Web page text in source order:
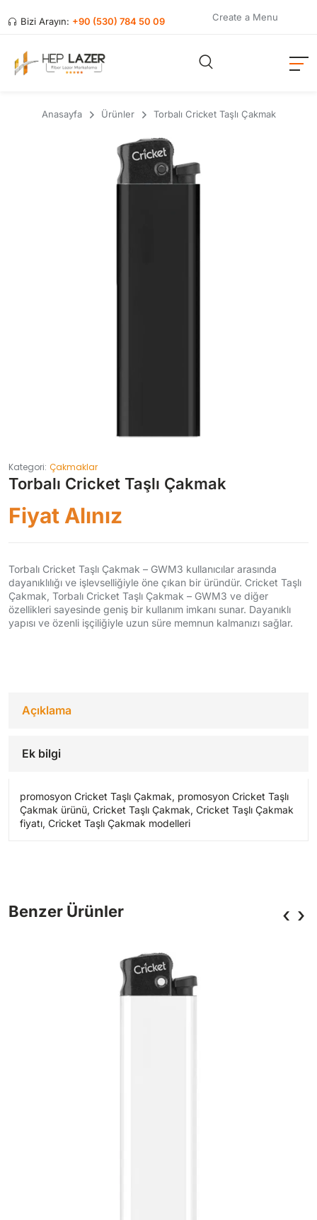
Bizi Arayın: +90 (530) 784 50 09 Create a Menu
Anasayfa Ürünler Torbalı Cricket Taşlı Çakmak
Kategori: Çakmaklar
Torbalı Cricket Taşlı Çakmak
Fiyat Alınız
Torbalı Cricket Taşlı Çakmak – GWM3 kullanıcılar arasında
dayanıklılığı ve işlevselliğiyle öne çıkan bir üründür. Cricket Taşlı
Çakmak, Torbalı Cricket Taşlı Çakmak – GWM3 ve diğer
özellikleri sayesinde geniş bir kullanım imkanı sunar. Dayanıklı
yapısı ve özenli işçiliğiyle uzun süre memnun kalmanızı sağlar.
Açıklama
Ek bilgi
promosyon Cricket Taşlı Çakmak, promosyon Cricket Taşlı
Çakmak ürünü, Cricket Taşlı Çakmak, Cricket Taşlı Çakmak
fiyatı, Cricket Taşlı Çakmak modelleri
‹ ›